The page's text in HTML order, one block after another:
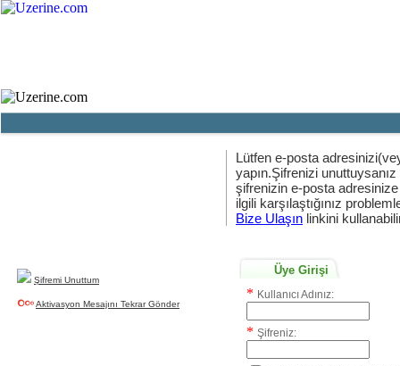
Şifremi Unuttum
Aktivasyon Mesajını Tekrar Gönder
Lütfen e-posta
yapın.Şifrenizi
şifrenizin e-posta
ilgili karşılaştığınız
Bize Ulaşın linkini
Üye Girişi
* Kullanıcı Adınız:
* Şifreniz: